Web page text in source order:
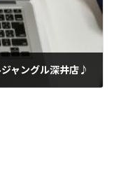
ャングル深井店♪